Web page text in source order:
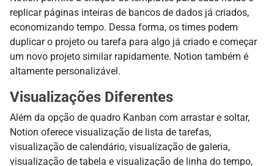
replicar páginas inteiras de bancos de dados já criados,
economizando tempo. Dessa forma, os times podem
duplicar o projeto ou tarefa para algo já criado e começar
um novo projeto similar rapidamente. Notion também é
altamente personalizável.
Visualizações Diferentes
Além da opção de quadro Kanban com arrastar e soltar,
Notion oferece visualização de lista de tarefas,
visualização de calendário, visualização de galeria,
visualização de tabela e visualização de linha do tempo,